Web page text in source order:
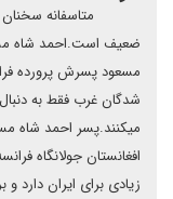
متاسفانه
ضعیف است.احمد شاه
مسعود پسرش پرورده
شدگان غرب فقط به
میکنند.پسر احمد شاه
افغانستان جولانگاه
زیادی برای ایران دارد